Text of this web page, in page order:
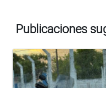
Publicaciones